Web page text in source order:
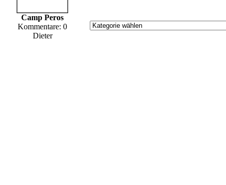
Camp Peros
Kommentare: 0
Dieter